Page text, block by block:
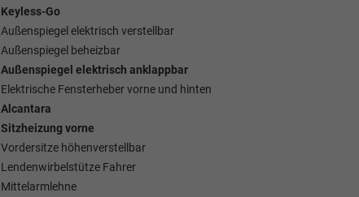
Keyless-Go
Außenspiegel elektrisch verstellbar
Außenspiegel beheizbar
Außenspiegel elektrisch anklappbar
Elektrische Fensterheber vorne und hinten
Alcantara
Sitzheizung vorne
Vordersitze höhenverstellbar
Lendenwirbelstütze Fahrer
Mittelarmlehne